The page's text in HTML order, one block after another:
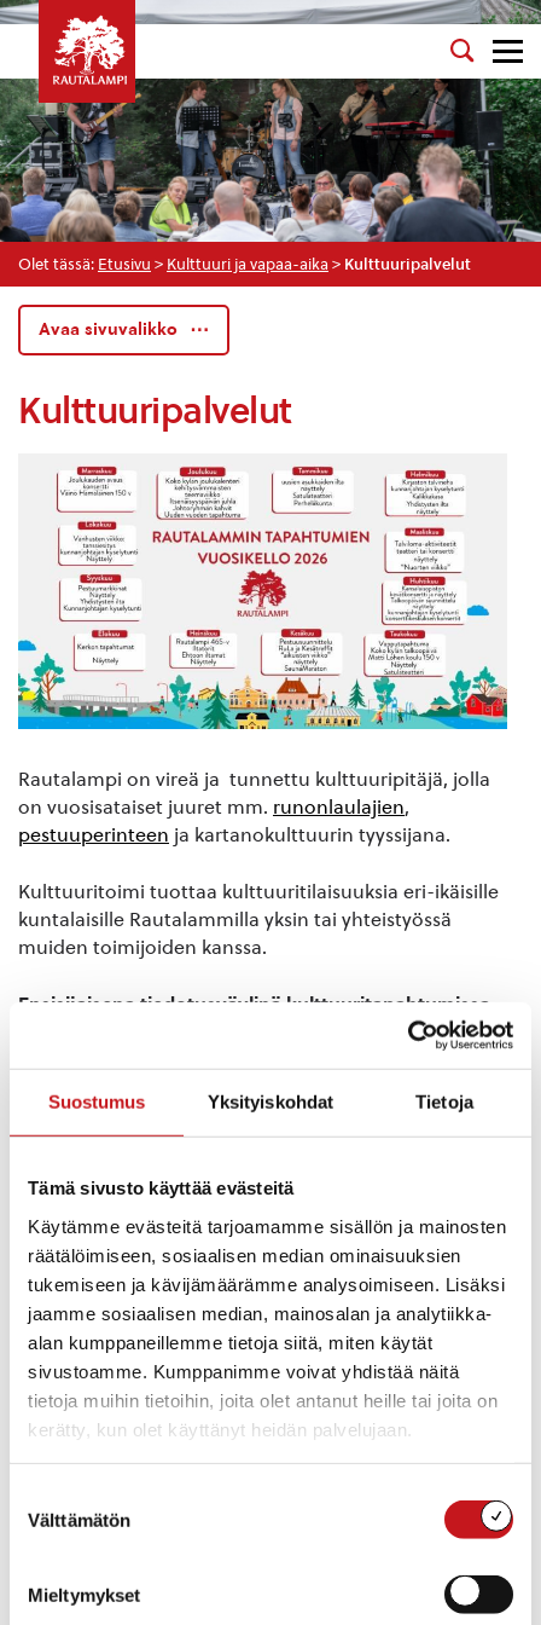
Suostumus Yksityiskohdat Tietoja
Tämä sivusto käyttää evästeitä
Käytämme evästeitä tarjoamamme sisällön ja mainosten
räätälöimiseen, sosiaalisen median ominaisuuksien
tukemiseen ja kävijämäärämme analysoimiseen. Lisäksi
jaamme sosiaalisen median, mainosalan ja analytiikka-
alan kumppaneillemme tietoja siitä, miten käytät
sivustoamme. Kumppanimme voivat yhdistää näitä
tietoja muihin tietoihin, joita olet antanut heille tai joita on
kerätty, kun olet käyttänyt heidän palvelujaan.
valinta
Välttämätön
Mieltymykset
Olet tässä: Etusivu > Kulttuuri ja vapaa-aika > Kulttuuripalvelut
Avaa sivuvalikko
Kulttuuripalvelut
Rautalampi on vireä ja tunnettu kulttuuripitäjä, jolla
on vuosisataiset juuret mm. runonlaulajien,
pestuuperinteen ja kartanokulttuurin tyyssijana.
Kulttuuritoimi tuottaa kulttuuritilaisuuksia eri-ikäisille
kuntalaisille Rautalammilla yksin tai yhteistyössä
muiden toimijoiden kanssa.
Ensisijaisena tiedotusväylinä kulttuuritapahtumissa
Rautalampi Instagram ,Rautalammin
Tärkeimmät tapahtumat ovatRunon ja laulun
RautalampijaRautalammin Pestuumarkkinat
Kulttuuri- ja viestintäasioita hoitaa viestintä- ja
kulttuurikoordinaattori, jonka tavoitat kunnanviraston
työhuoneelta, sähköpostilla tai puhelimitse. Ole
matalalla kynnyksellä yhteydessä!